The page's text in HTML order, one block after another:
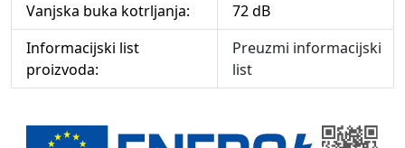
Vanjska buka kotrljanja:
72 dB
Informacijski list
proizvoda:
Preuzmi informacijski
list